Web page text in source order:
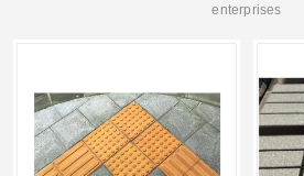
enterprises